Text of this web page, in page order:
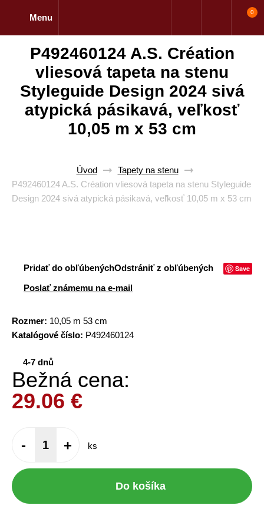
Menu
0
P492460124 A.S. Création
vliesová tapeta na stenu
Styleguide Design 2024 sivá
atypická pásikavá, veľkosť
10,05 m x 53 cm
Úvod
Tapety na stenu
P492460124 A.S. Création vliesová tapeta na stenu Styleguide
Design 2024 sivá atypická pásikavá, veľkosť 10,05 m x 53 cm
Pridať do obľúbenýchOdstrániť z obľúbených Save
Poslať známemu na e-mail
Rozmer: 10,05 m 53 cm
Katalógové číslo: P492460124
4-7 dnů
Bežná cena:
29.06 €
- + ks
Do košíka